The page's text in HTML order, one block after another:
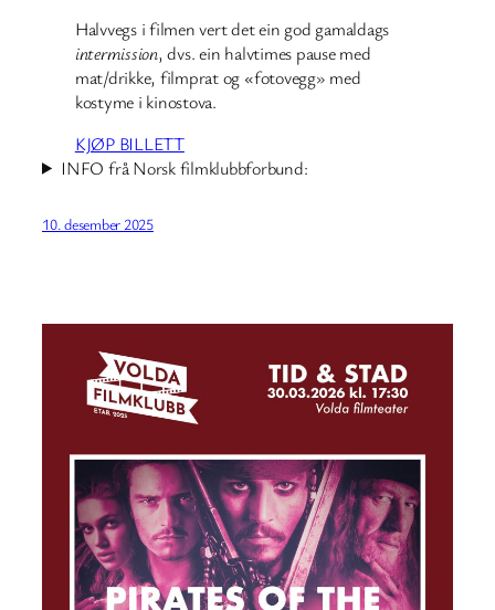
Halvvegs i filmen vert det ein god gamaldags
intermission, dvs. ein halvtimes pause med
mat/drikke, filmprat og «fotovegg» med
kostyme i kinostova.
KJØP BILLETT
INFO frå Norsk filmklubbforbund:
10. desember 2025